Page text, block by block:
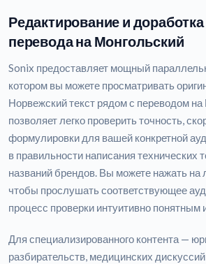
Редактирование и
перевода на Монгольский
Sonix предоставляет мощный
котором вы можете просматривать
Норвежский текст рядом с переводом
позволяет легко проверить точность,
формулировки для вашей конкретной
в правильности написания технических
названий брендов. Вы можете нажать на
чтобы прослушать соответствующее
процесс проверки интуитивно
Для специализированного контента —
разбирательств, медицинских